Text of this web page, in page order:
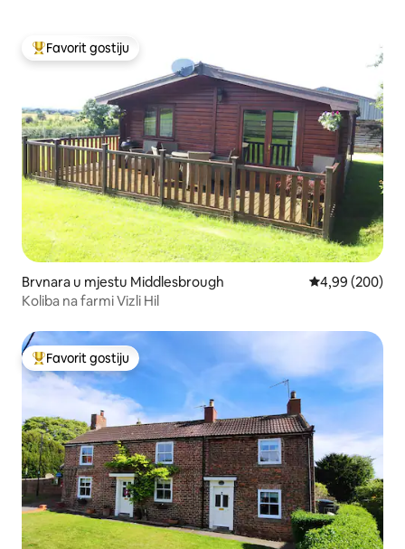
Glavni favorit gostiju
Favorit gostiju
Brvnara u mjestu Middlesbrough prosječna
4,99 (200)
Koliba na farmi Vizli Hil
Glavni favorit gostiju
Favorit gostiju